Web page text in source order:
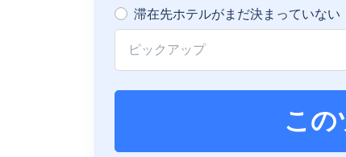
滞在先ホテルがまだ決まっていない
この